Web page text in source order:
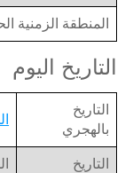
المنطقة الزمنية
التاريخ اليوم
التاريخ
بالهجري
التاريخ